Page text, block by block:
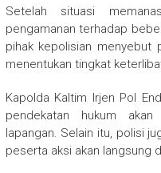
Setelah situasi
pengamanan terhadap
pihak kepolisian menyebut
menentukan tingkat
Kapolda Kaltim Irjen Pol
pendekatan hukum
lapangan. Selain itu, polisi
peserta aksi akan langsung